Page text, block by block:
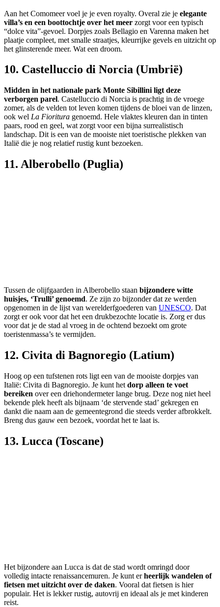
Aan het Comomeer voel je je even royalty. Overal zie je elegante
villa’s en een boottochtje over het meer zorgt voor een typisch
“dolce vita”-gevoel. Dorpjes zoals Bellagio en Varenna maken het
plaatje compleet, met smalle straatjes, kleurrijke gevels en uitzicht op
het glinsterende meer. Wat een droom.
10. Castelluccio di Norcia (Umbrië)
Midden in het nationale park Monte Sibillini ligt deze
verborgen parel. Castelluccio di Norcia is prachtig in de vroege
zomer, als de velden tot leven komen tijdens de bloei van de linzen,
ook wel La Fioritura genoemd. Hele vlaktes kleuren dan in tinten
paars, rood en geel, wat zorgt voor een bijna surrealistisch
landschap. Dit is een van de mooiste niet toeristische plekken van
Italië die je nog relatief rustig kunt bezoeken.
11. Alberobello (Puglia)
Tussen de olijfgaarden in Alberobello staan bijzondere witte
huisjes, ‘Trulli’ genoemd. Ze zijn zo bijzonder dat ze werden
opgenomen in de lijst van werelderfgoederen van UNESCO. Dat
zorgt er ook voor dat het een drukbezochte locatie is. Zorg er dus
voor dat je de stad al vroeg in de ochtend bezoekt om grote
toeristenmassa’s te vermijden.
12. Civita di Bagnoregio (Latium)
Hoog op een tufstenen rots ligt een van de mooiste dorpjes van
Italië: Civita di Bagnoregio. Je kunt het dorp alleen te voet
bereiken over een driehondermeter lange brug. Deze nog niet heel
bekende plek heeft als bijnaam ‘de stervende stad’ gekregen en
dankt die naam aan de gemeentegrond die steeds verder afbrokkelt.
Breng dus gauw een bezoek, voordat het te laat is.
13. Lucca (Toscane)
Het bijzondere aan Lucca is dat de stad wordt omringd door
volledig intacte renaissancemuren. Je kunt erheerlijk wandelen of
fietsen met uitzicht over de daken. Vooral dat fietsen is hier
populair. Het is lekker rustig, autovrij en ideaal als je met kinderen
reist.